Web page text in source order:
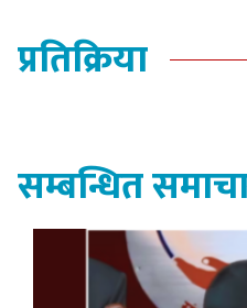
प्रतिक्रिया
सम्बन्धित